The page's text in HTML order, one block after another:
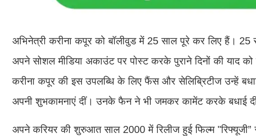
अभिनेत्री करीना कपूर को बॉलीवुड में 25 साल पूरे कर लिए हैं। 25
अपने सोशल मीडिया अकाउंट पर पोस्ट करके पुराने दिनों की याद
करीना कपूर की इस उपलब्धि के लिए फैंस और सेलिब्रिटीज उन्हें
अपनी शुभकामनाएं दीं। उनके फैन ने भी जमकर कामेंट करके बधाई
अपने करियर की शुरुआत साल 2000 में रिलीज हुई फिल्म